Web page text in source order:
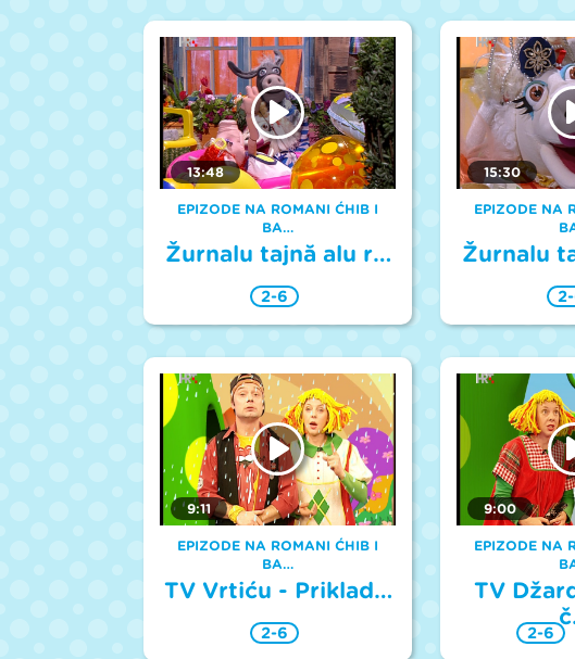
13:48
EPIZODE NA ROMANI ĆHIB I
BA…
Žurnalu tajnă alu r…
2-6
15:30
EPIZODE NA
Žurnalu
9:11
EPIZODE NA ROMANI ĆHIB I
BA…
TV Vrtiću - Priklad…
2-6
9:00
EPIZODE NA
TV
2-6